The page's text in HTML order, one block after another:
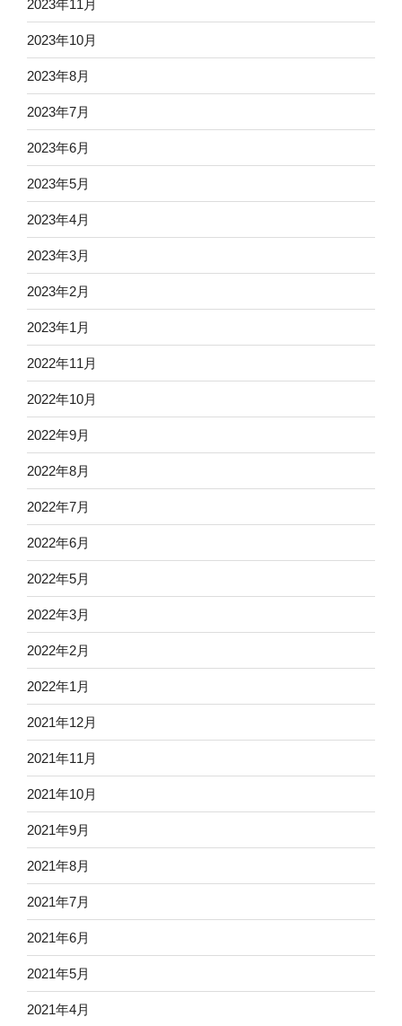
2023年11月
2023年10月
2023年8月
2023年7月
2023年6月
2023年5月
2023年4月
2023年3月
2023年2月
2023年1月
2022年11月
2022年10月
2022年9月
2022年8月
2022年7月
2022年6月
2022年5月
2022年3月
2022年2月
2022年1月
2021年12月
2021年11月
2021年10月
2021年9月
2021年8月
2021年7月
2021年6月
2021年5月
2021年4月